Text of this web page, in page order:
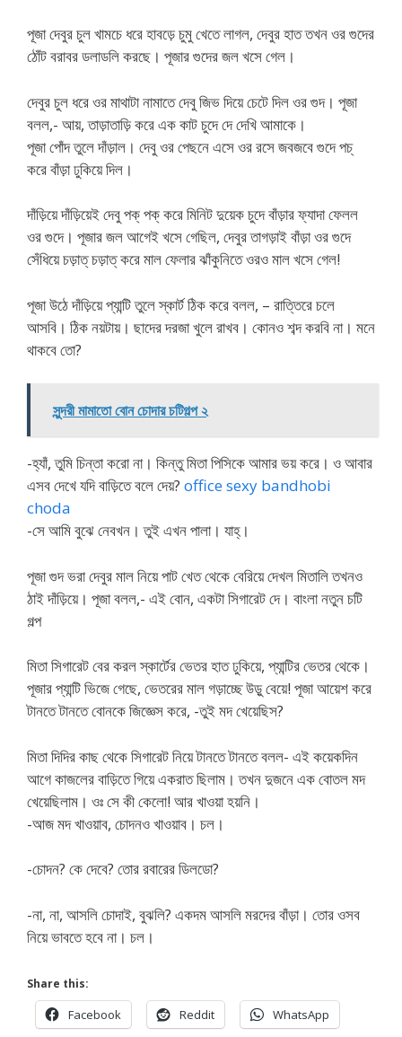
পূজা দেবুর চুল খামচে ধরে হাবড়ে চুমু খেতে লাগল, দেবুর হাত তখন ওর গুদের
ঠোঁট বরাবর ডলাডলি করছে। পূজার গুদের জল খসে গেল।
দেবুর চুল ধরে ওর মাথাটা নামাতে দেবু জিভ দিয়ে চেটে দিল ওর গুদ। পূজা
বলল,- আয়, তাড়াতাড়ি করে এক কাট চুদে দে দেখি আমাকে।
পূজা পোঁদ তুলে দাঁড়াল। দেবু ওর পেছনে এসে ওর রসে জবজবে গুদে পচ্
করে বাঁড়া ঢুকিয়ে দিল।
দাঁড়িয়ে দাঁড়িয়েই দেবু পক্ পক্ করে মিনিট দুয়েক চুদে বাঁড়ার ফ্যাদা ফেলল
ওর গুদে। পূজার জল আগেই খসে গেছিল, দেবুর তাগড়াই বাঁড়া ওর গুদে
সেঁধিয়ে চড়াত্ চড়াত্ করে মাল ফেলার ঝাঁকুনিতে ওরও মাল খসে গেল!
পূজা উঠে দাঁড়িয়ে প্যান্টি তুলে স্কার্ট ঠিক করে বলল, – রাত্তিরে চলে
আসবি। ঠিক নয়টায়। ছাদের দরজা খুলে রাখব। কোনও শব্দ করবি না। মনে
থাকবে তো?
সুন্দরী মামাতো বোন চোদার চটিগল্প ২
-হ্যাঁ, তুমি চিন্তা করো না। কিন্তু মিতা পিসিকে আমার ভয় করে। ও আবার
এসব দেখে যদি বাড়িতে বলে দেয়? office sexy bandhobi
choda
-সে আমি বুঝে নেবখন। তুই এখন পালা। যাহ্।
পূজা গুদ ভরা দেবুর মাল নিয়ে পাট খেত থেকে বেরিয়ে দেখল মিতালি তখনও
ঠাই দাঁড়িয়ে। পূজা বলল,- এই বোন, একটা সিগারেট দে। বাংলা নতুন চটি
গল্প
মিতা সিগারেট বের করল স্কার্টের ভেতর হাত ঢুকিয়ে, প্যান্টির ভেতর থেকে।
পূজার প্যান্টি ভিজে গেছে, ভেতরের মাল গড়াচ্ছে উড়ু বেয়ে! পূজা আয়েশ করে
টানতে টানতে বোনকে জিজ্ঞেস করে, -তুই মদ খেয়েছিস?
মিতা দিদির কাছ থেকে সিগারেট নিয়ে টানতে টানতে বলল- এই কয়েকদিন
আগে কাজলের বাড়িতে গিয়ে একরাত ছিলাম। তখন দুজনে এক বোতল মদ
খেয়েছিলাম। ওঃ সে কী কেলো! আর খাওয়া হয়নি।
-আজ মদ খাওয়াব, চোদনও খাওয়াব। চল।
-চোদন? কে দেবে? তোর রবারের ডিলডো?
-না, না, আসলি চোদাই, বুঝলি? একদম আসলি মরদের বাঁড়া। তোর ওসব
নিয়ে ভাবতে হবে না। চল।
Share this:
Facebook Reddit WhatsApp